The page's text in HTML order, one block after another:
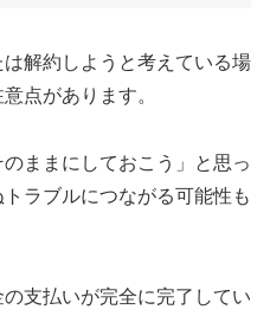
解約しようと考えている場
点があります。
ままにしておこう」と思っ
ラブルにつながる可能性も
支払いが完全に完了してい